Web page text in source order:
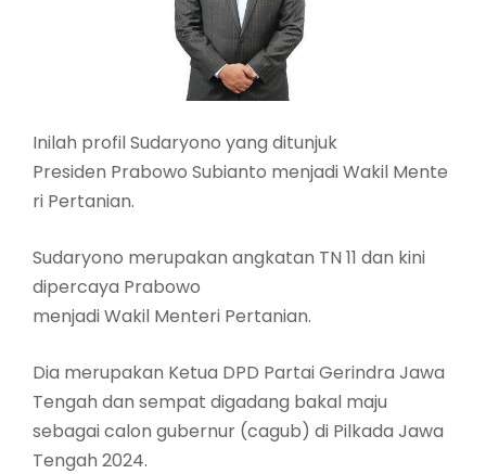
Inilah profil Sudaryono yang ditunjuk
Presiden Prabowo Subianto menjadi Wakil Mente
ri Pertanian.
Sudaryono merupakan angkatan TN 11 dan kini
dipercaya Prabowo
menjadi Wakil Menteri Pertanian.
Dia merupakan Ketua DPD Partai Gerindra Jawa
Tengah dan sempat digadang bakal maju
sebagai calon gubernur (cagub) di Pilkada Jawa
Tengah 2024.